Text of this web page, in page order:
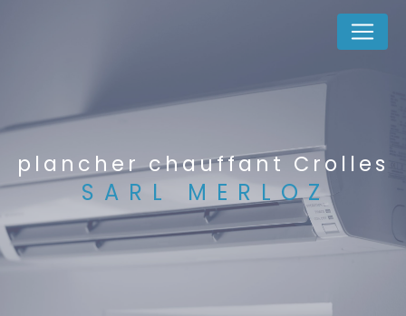
plancher chauffant Crolles
SARL MERLOZ